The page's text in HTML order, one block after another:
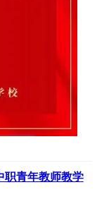
职青年教师教学